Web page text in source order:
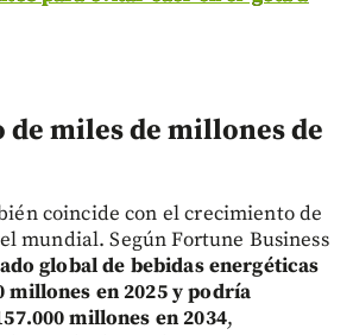
de miles de millones de
coincide con el crecimiento de
mundial. Según Fortune Business
global de bebidas energéticas
millones en 2025 y podría
millones en 2034,